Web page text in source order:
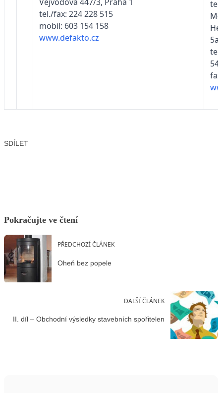
tel./fax: 224 228 515
mobil: 603 154 158
www.defakto.cz
M-
SDÍLET
Pokračujte ve čtení
PŘEDCHOZÍ ČLÁNEK
Oheň bez popele
DALŠÍ ČLÁNEK
II. díl – Obchodní výsledky stavebních spořitelen